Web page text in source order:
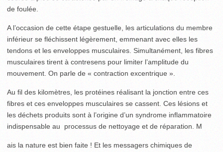
de foulée.
A l’occasion de cette étape gestuelle, les articulations du membre
inférieur se fléchissent légèrement, emmenant avec elles les
tendons et les enveloppes musculaires. Simultanément, les fibres
musculaires tirent à contresens pour limiter l’amplitude du
mouvement. On parle de « contraction excentrique ».
Au fil des kilomètres, les protéines réalisant la jonction entre ces
fibres et ces enveloppes musculaires se cassent. Ces lésions et
les déchets produits sont à l’origine d’un syndrome inflammatoire
indispensable au processus de nettoyage et de réparation. M
ais la nature est bien faite ! Et les messagers chimiques de